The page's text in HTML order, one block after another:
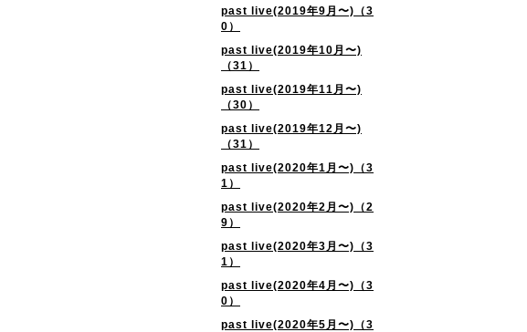
past live(2019年9月〜)（3
0）
past live(2019年10月〜)
（31）
past live(2019年11月〜)
（30）
past live(2019年12月〜)
（31）
past live(2020年1月〜)（3
1）
past live(2020年2月〜)（2
9）
past live(2020年3月〜)（3
1）
past live(2020年4月〜)（3
0）
past live(2020年5月〜)（3